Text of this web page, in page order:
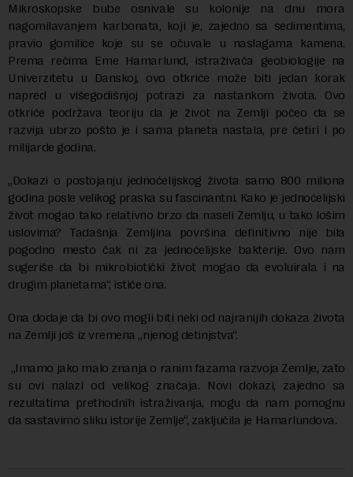
Mikroskopske bube osnivale su kolonije na dnu mora
nagomilavanjem karbonata, koji je, zajedno sa sedimentima,
pravio gomilice koje su se očuvale u naslagama kamena.
Prema rečima Eme Hamarlund, istraživača geobiologije na
Univerzitetu u Danskoj, ovo otkriće može biti jedan korak
napred u višegodišnjoj potrazi za nastankom života. Ovo
otkriće podržava teoriju da je život na Zemlji počeo da se
razvija ubrzo pošto je i sama planeta nastala, pre četiri i po
milijarde godina.
„Dokazi o postojanju jednoćelijskog života samo 800 miliona
godina posle velikog praska su fascinantni. Kako je jednoćelijski
život mogao tako relativno brzo da naseli Zemlju, u tako lošim
uslovima? Tadašnja Zemljina površina definitivno nije bila
pogodno mesto čak ni za jednoćelijske bakterije. Ovo nam
sugeriše da bi mikrobiotički život mogao da evoluirala i na
drugim planetama“, ističe ona.
Ona dodaje da bi ovo mogli biti neki od najranijih dokaza života
na Zemlji još iz vremena „njenog detinjstva“.
„Imamo jako malo znanja o ranim fazama razvoja Zemlje, zato
su ovi nalazi od velikog značaja. Novi dokazi, zajedno sa
rezultatima prethodnih istraživanja, mogu da nam pomognu
da sastavimo sliku istorije Zemlje“, zaključila je Hamarlundova.